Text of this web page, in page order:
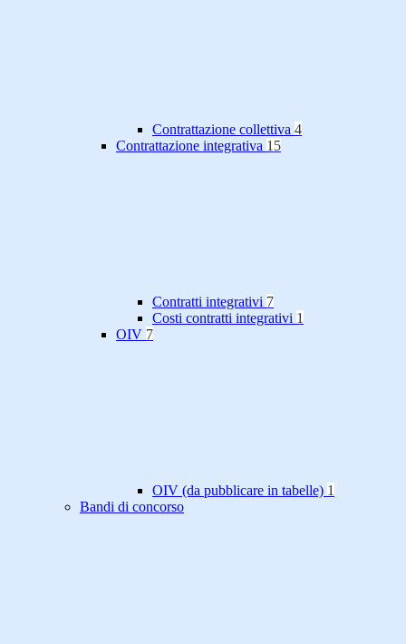
Contrattazione collettiva 4
Contrattazione integrativa 15
Contratti integrativi 7
Costi contratti integrativi 1
OIV 7
OIV (da pubblicare in tabelle) 1
Bandi di concorso